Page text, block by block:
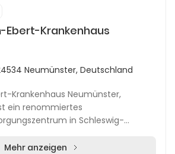
Ebert-Krankenhaus
Neumünster, Deutschland
Krankenhaus Neumünster,
ein renommiertes
in Schleswig-
Mehr anzeigen